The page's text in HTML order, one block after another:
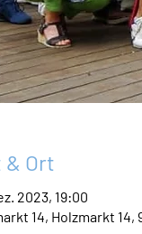
& Ort
2023, 19:00
14, Holzmarkt